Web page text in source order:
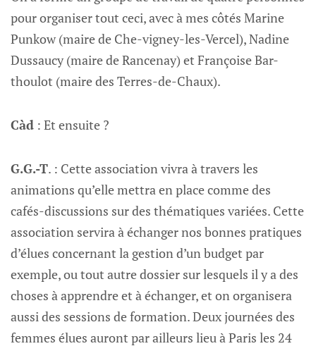
pour organiser tout ceci, avec à mes côtés Marine
Punkow (maire de Che-vigney-les-Vercel), Nadine
Dussaucy (maire de Rancenay) et Françoise Bar-
thoulot (maire des Terres-de-Chaux).
Càd : Et ensuite ?
G.G.-T. : Cette association vivra à travers les
animations qu’elle mettra en place comme des
cafés-discussions sur des thématiques variées. Cette
association servira à échanger nos bonnes pratiques
d’élues concernant la gestion d’un budget par
exemple, ou tout autre dossier sur lesquels il y a des
choses à apprendre et à échanger, et on organisera
aussi des sessions de formation. Deux journées des
femmes élues auront par ailleurs lieu à Paris les 24